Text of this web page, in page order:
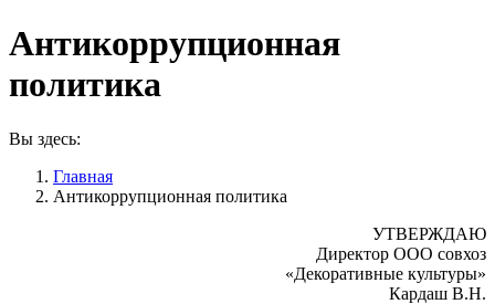
Антикоррупционная
политика
Вы здесь:
Главная
Антикоррупционная политика
УТВЕРЖДАЮ
Директор ООО совхоз
«Декоративные культуры»
Кардаш В.Н.